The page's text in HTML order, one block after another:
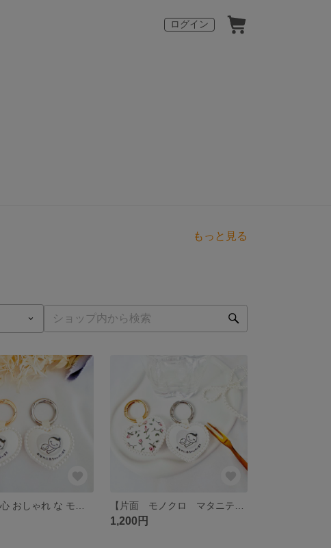
ログイン
もっと見る
1,200円